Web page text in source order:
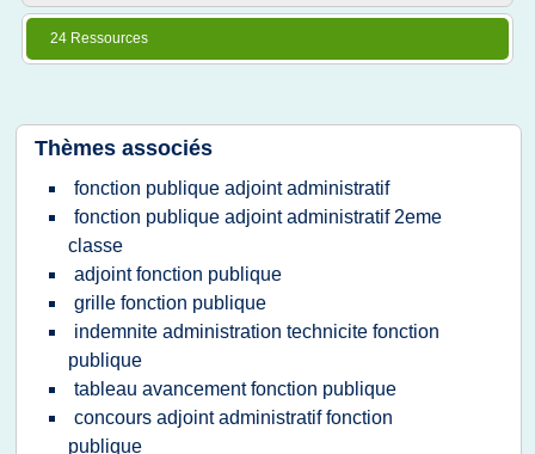
24 Ressources
Thèmes associés
fonction publique adjoint administratif
fonction publique adjoint administratif 2eme
classe
adjoint fonction publique
grille fonction publique
indemnite administration technicite fonction
publique
tableau avancement fonction publique
concours adjoint administratif fonction
publique